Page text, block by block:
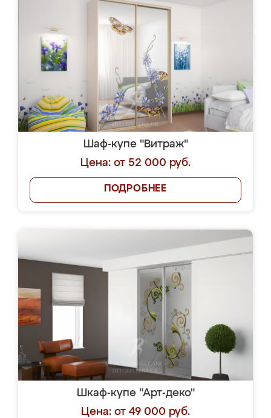
Шаф-купе "Витраж"
Цена: от 52 000 руб.
ПОДРОБНЕЕ
Шкаф-купе "Арт-деко"
Цена: от 49 000 руб.